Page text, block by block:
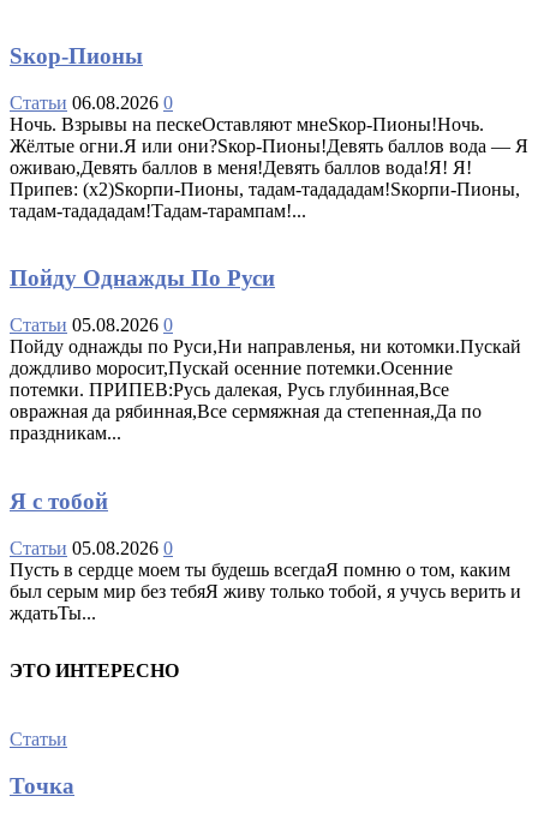
Sкор-Пионы
Статьи 06.08.2026 0
Ночь. Взрывы на пескеОставляют мнеSкор-Пионы!Ночь.
Жёлтые огни.Я или они?Sкор-Пионы!Девять баллов вода — Я
оживаю,Девять баллов в меня!Девять баллов вода!Я! Я!
Припев: (х2)Sкорпи-Пионы, тадам-тадададам!Sкорпи-Пионы,
тадам-тадададам!Тадам-тарампам!...
Пойду Однажды По Руси
Статьи 05.08.2026 0
Пойду однажды по Руси,Ни направленья, ни котомки.Пускай
дождливо моросит,Пускай осенние потемки.Осенние
потемки. ПРИПЕВ:Русь далекая, Русь глубинная,Все
овражная да рябинная,Все сермяжная да степенная,Да по
праздникам...
Я с тобой
Статьи 05.08.2026 0
Пусть в сердце моем ты будешь всегдаЯ помню о том, каким
был серым мир без тебяЯ живу только тобой, я учусь верить и
ждатьТы...
ЭТО ИНТЕРЕСНО
Статьи
Точка